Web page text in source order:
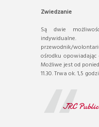
Zwiedzanie
Są dwie
indywidualne.
przewodnik/
ośrodku
Możliwe jest od
11.30. Trwa ok. 1,5
JRC